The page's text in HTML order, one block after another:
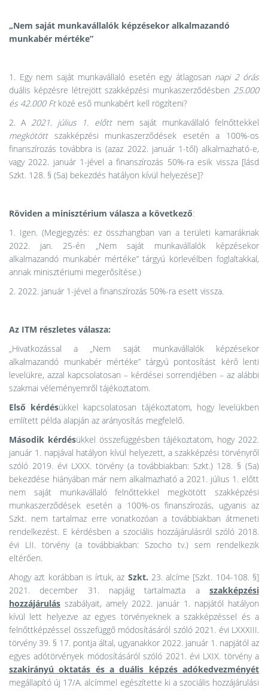
„Nem saját munkavállalók képzésekor alkalmazandó
munkabér mértéke”
1. Egy nem saját munkavállaló esetén egy átlagosan napi 2 órás
duális képzésre létrejött szakképzési munkaszerződésben 25.000
és 42.000 Ft közé eső munkabért kell rögzíteni?
2. A 2021. július 1. előttnem saját munkavállaló felnőttekkel
megkötöttszakképzési munkaszerződések esetén a 100%-os
finanszírozás továbbra is (azaz 2022. január 1-től) alkalmazható-e,
vagy 2022. január 1-jével a finanszírozás 50%-ra esik vissza [lásd
Szkt. 128. § (5a) bekezdés hatályon kívül helyezése]?
Röviden a minisztérium válasza a következő:
1. Igen. (Megjegyzés: ez összhangban van a területi kamaráknak
2022. jan. 25-én „Nem saját munkavállalók képzésekor
alkalmazandó munkabér mértéke” tárgyú körlevélben foglaltakkal,
annak minisztériumi megerősítése.)
2. 2022. január 1-jével a finanszírozás 50%-ra esett vissza.
Az ITM részletes válasza:
„Hivatkozással a „Nem saját munkavállalók képzésekor
alkalmazandó munkabér mértéke” tárgyú pontosítást kérő lenti
levelükre, azzal kapcsolatosan – kérdései sorrendjében – az alábbi
szakmai véleményemről tájékoztatom.
Első kérdésükkel kapcsolatosan tájékoztatom, hogy levelükben
említett példa alapján az arányosítás megfelelő.
Második kérdésükkel összefüggésben tájékoztatom, hogy 2022.
január 1. napjával hatályon kívül helyezett, a szakképzési törvényről
szóló 2019. évi LXXX. törvény (a továbbiakban: Szkt.) 128. § (5a)
bekezdése hiányában már nem alkalmazható a 2021. július 1. előtt
nem saját munkavállaló felnőttekkel megkötött szakképzési
munkaszerződések esetén a 100%-os finanszírozás, ugyanis az
Szkt. nem tartalmaz erre vonatkozóan a továbbiakban átmeneti
rendelkezést. E kérdésben a szociális hozzájárulásról szóló 2018.
évi LII. törvény (a továbbiakban: Szocho tv.) sem rendelkezik
eltérően.
Ahogy azt korábban is írtuk, az Szkt. 23. alcíme [Szkt. 104-108. §]
2021. december 31. napjáig tartalmazta a szakképzési
hozzájárulás szabályait, amely 2022. január 1. napjától hatályon
kívül lett helyezve az egyes törvényeknek a szakképzéssel és a
felnőttképzéssel összefüggő módosításáról szóló 2021. évi LXXXIII.
törvény 39. § 17. pontja által, ugyanakkor 2022. január 1. napjától az
egyes adótörvények módosításáról szóló 2021. évi LXIX. törvény a
szakirányú oktatás és a duális képzés adókedvezményét
megállapító új 17/A. alcímmel egészítette ki a szociális hozzájárulási